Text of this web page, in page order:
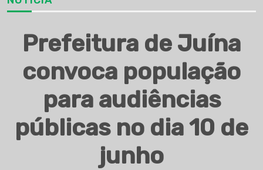
Prefeitura de Juína
convoca população
para audiências
públicas no dia 10 de
junho